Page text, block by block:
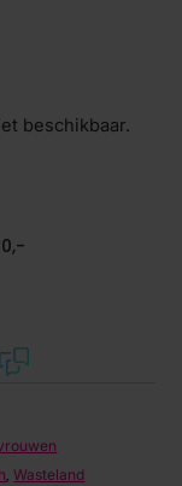
beschikbaar.
,Wasteland